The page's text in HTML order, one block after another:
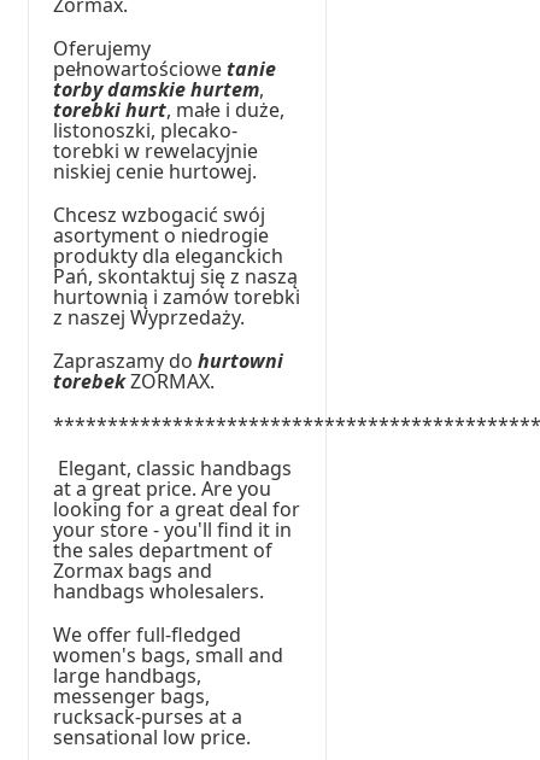
Oferujemy
pełnowartościowetanie
torby damskie hurtem,
torebki hurt, małe i duże,
listonoszki, plecako-
torebki w rewelacyjnie
niskiej cenie hurtowej.
Chcesz wzbogacić swój
asortyment o niedrogie
produkty dla eleganckich
Pań, skontaktuj się z naszą
hurtownią i zamów torebki
z naszej Wyprzedaży.
Zapraszamy dohurtowni
torebekZORMAX.
Elegant, classic handbags
at a great price. Are you
looking for a great deal for
your store - you'll find it in
the sales department of
Zormax bags and
handbags wholesalers.
We offer full-fledged
women's bags, small and
large handbags,
messenger bags,
rucksack-purses at a
sensational low price.